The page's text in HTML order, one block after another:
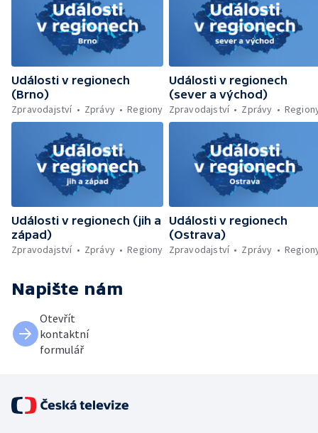
Libíně — Obchvat Náchoda je zhruba v
polovině — Požár v kempu na Pardubicku —
Wonkův most po rekonstrukci — Letiště
Václava Havla odbavilo 8 milionů cestujících
— V Plzni přibývá nelegálních graffiti
Události v regionech
(Brno)
Zpravodajství
Zprávy Regiony
Události v regionech
(sever a východ)
Zpravodajství
Zprávy
Události v regionech (jih a
západ)
Zpravodajství
Zprávy Regiony
Události v regionech
(Ostrava)
Zpravodajství
Zprávy
Napište nám
Otevřít
kontaktní
formulář